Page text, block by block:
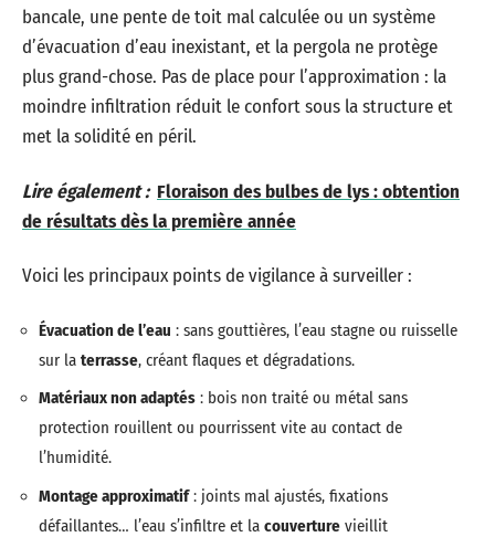
bancale, une pente de toit mal calculée ou un système
d’évacuation d’eau inexistant, et la pergola ne protège
plus grand-chose. Pas de place pour l’approximation : la
moindre infiltration réduit le confort sous la structure et
met la solidité en péril.
Lire également : Floraison des bulbes de lys : obtention
de résultats dès la première année
Voici les principaux points de vigilance à surveiller :
Évacuation de l’eau : sans gouttières, l’eau stagne ou ruisselle
sur la terrasse, créant flaques et dégradations.
Matériaux non adaptés : bois non traité ou métal sans
protection rouillent ou pourrissent vite au contact de
l’humidité.
Montage approximatif: joints mal ajustés, fixations
défaillantes… l’eau s’infiltre et la couverture vieillit